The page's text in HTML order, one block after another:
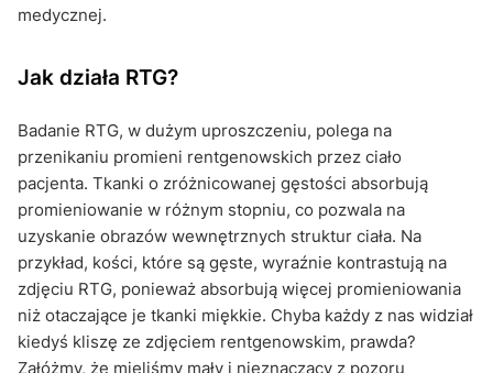
medycznej.
Jak działa RTG?
Badanie RTG, w dużym uproszczeniu, polega na
przenikaniu promieni rentgenowskich przez ciało
pacjenta. Tkanki o zróżnicowanej gęstości absorbują
promieniowanie w różnym stopniu, co pozwala na
uzyskanie obrazów wewnętrznych struktur ciała. Na
przykład, kości, które są gęste, wyraźnie kontrastują na
zdjęciu RTG, ponieważ absorbują więcej promieniowania
niż otaczające je tkanki miękkie. Chyba każdy z nas widział
kiedyś kliszę ze zdjęciem rentgenowskim, prawda?
Załóżmy, że mieliśmy mały i nieznaczący z pozoru